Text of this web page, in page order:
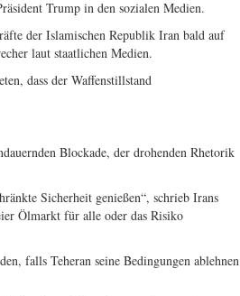
Trump in den sozialen Medien.
der Islamischen Republik Iran bald auf
laut staatlichen Medien.
dass der Waffenstillstand
Blockade, der drohenden Rhetorik
Sicherheit genießen“, schrieb Irans
Ölmarkt für alle oder das Risiko
falls Teheran seine Bedingungen ablehnen